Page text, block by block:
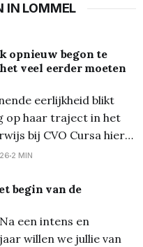
IN LOMMEL
opnieuw begon te
veel eerder moeten
eerlijkheid blikt
op haar traject in het
bij CVO Cursa hier
heupoperatie zat ze
te ambitieus om
“Ik wilde meer met
2 MIN
begin van de
willen we jullie van